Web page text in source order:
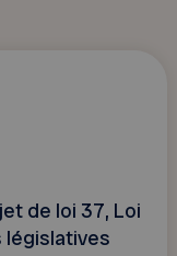
de loi 37, Loi